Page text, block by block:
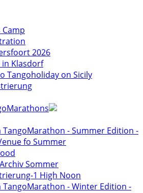
2026
Klasdorf
Tangoholiday on Sicily
TangoMarathon - Summer Edition -
fo Summer
Sommer
1 High Noon
TangoMarathon - Winter Edition -